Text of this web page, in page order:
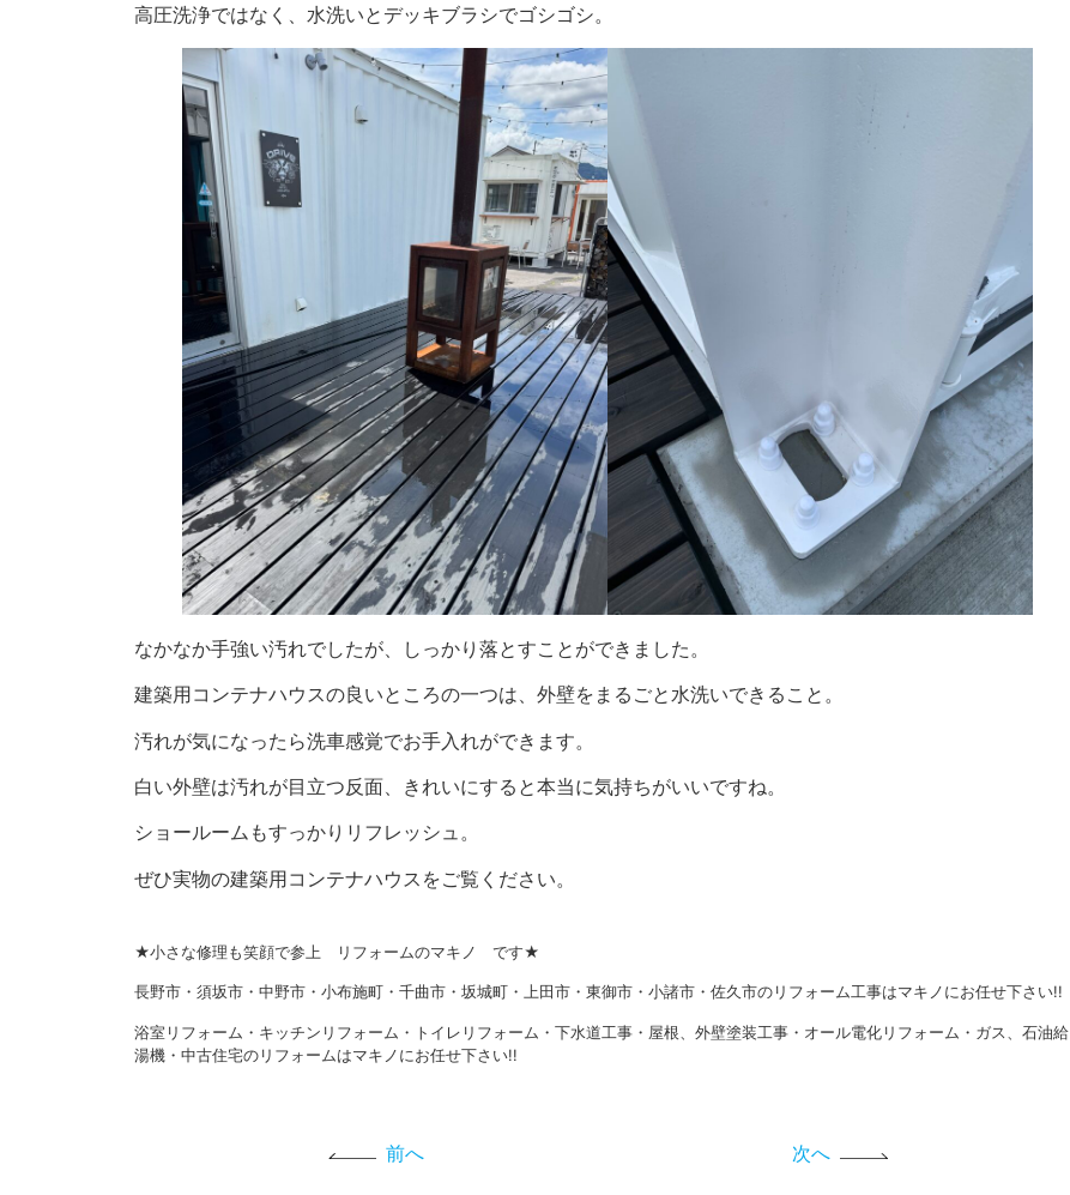
高圧洗浄ではなく、水洗いとデッキブラシでゴシゴシ。
なかなか手強い汚れでしたが、しっかり落とすことができました。
建築用コンテナハウスの良いところの一つは、外壁をまるごと水洗いできること。
汚れが気になったら洗車感覚でお手入れができます。
白い外壁は汚れが目立つ反面、きれいにすると本当に気持ちがいいですね。
ショールームもすっかりリフレッシュ。
ぜひ実物の建築用コンテナハウスをご覧ください。
★小さな修理も笑顔で参上 リフォームのマキノ です★
長野市・須坂市・中野市・小布施町・千曲市・坂城町・上田市・東御市・小諸市・佐久市のリフォーム工事はマキノにお任せ下さい!!
浴室リフォーム・キッチンリフォーム・トイレリフォーム・下水道工事・屋根、外壁塗装工事・オール電化リフォーム・ガス、石油給
湯機・中古住宅のリフォームはマキノにお任せ下さい!!
前へ 次へ